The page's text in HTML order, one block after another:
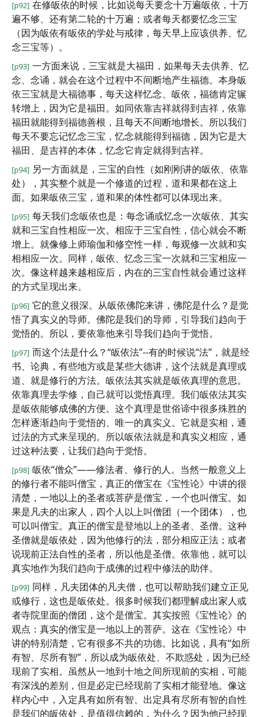
[p92] 在修皈依的时候，比如说每天要念十万遍皈依，十万
遍不够、还有第二轮的十万遍；或者每天都要忆念三宝
（因为皈依有皈依的学处与戒律，每天早上应该供养、忆
念三宝等）。
[p93] 一方面来说，三宝就是大福田，如果每天去供养、忆
念、念诵，就会在这个过程中不间断地产生福德。本身皈
依三宝就是大福德事，每天这样忆念、皈依，福德肯定辗
转增上，因为它是福田。如同依靠吉祥就得到吉祥，依靠
福田就能得到福德善根，且每天不间断地增长。所以我们
每天不要忘记忆念三宝，忆念就能得到福德，因为它是大
福田、是吉祥的本体，忆念它肯定就得到吉祥。
[p94] 另一方面就是，三宝的自性（如刚刚讲的皈依、依靠
处），其实整个就是一个修道的过程，道和果都在这上
面。如果皈依三宝，道和果的体性都可以体现出来。
[p95] 每天我们念皈依也是：每念诵或忆念一次皈依、其实
就和三宝自性相应一次。相应于三宝自性，信心就会不断
增上。就像修上师瑜伽和修空性一样，每观修一次就和实
相相应一次。同样，皈依、忆念三宝一次就和三宝相应一
次。像这样越来越相应后，内在的三宝自性就会通过这样
的方式呈现出来。
[p96] 它的意义很深。从皈依佛陀来讲，佛陀是什么？是觉
悟了真实义的导师。佛陀是我们的导师，引导我们趋向于
觉悟的。所以，要依靠他来引导我们趋向于觉悟。
[p97] 而这个法是什么？“皈依法”--有的时候说“法”，就是经
书、论典，有些地方或是某些大德讲，这个法就是真理或
道、就是修行的方法。皈依法其实就是皈依真理的意思。
依靠真理去学修，自己就可以觉悟真理。我们皈依法其实
是皈依能够成佛的方便。这个真理是世俗谛中很多殊胜的
怎样逐渐趋向于觉悟的、唯一的真实义。它就是实相，通
过法的方式来呈现的。所以皈依法就是和真实义相应，通
过这种法要，让我们趋向于觉悟。
[p98] 皈依“僧众”——修法者、修行的人。当然一般意义上
的修行者不能叫僧宝，真正的僧宝在《宝性论》中讲的很
清楚，一地以上的圣者或菩萨是僧宝，一个也叫僧宝。如
果是凡夫的出家人，四个人以上叫僧团（一个团体），也
可以叫僧宝。真正的僧宝是登地以上的圣者、圣僧。这种
圣僧就是皈依处，因为他修行的法，部分相应正法；或者
说现前正法自性的圣者，所以他是圣僧。依靠他，就可以
真实地作为我们趋向于成佛的过程中修法的助伴。
[p99] 同样，凡夫团体的凡夫僧，也可以帮助我们建立正见
或修行，这也是皈依处。很多时候我们都理解成出家人或
者寺院里面的僧团，这个是僧宝。其实按照《宝性论》的
观点：真实的僧宝是一地以上的菩萨。这在《宝性论》中
讲的特别清楚，它有很多不共的功德。比如说，具有“如所
有智、尽所有智”，所以成为皈依处、不欺惑处，因为已经
现前了实相。虽然从一地到十地之间所现前的实相，可能
有深浅的差别，但是必定已经现前了实相才能登地。像这
样内心中，入定具有如所有智、出定具有尽所有智的自性
是我们的皈依处，是值得信赖的，为什么？因为他已经现